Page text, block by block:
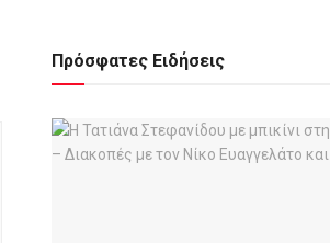
Πρόσφατες Ειδήσεις